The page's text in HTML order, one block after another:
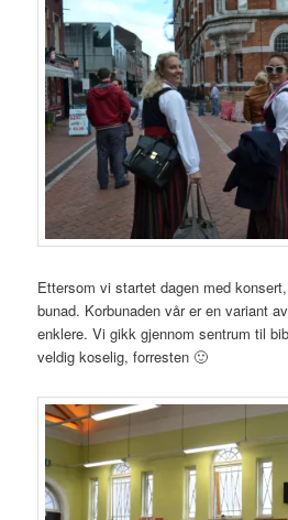
Ettersom vi startet dagen med
bunad. Korbunaden vår er en variant
enklere. Vi gikk gjennom sentrum til
veldig koselig, forresten 🙂